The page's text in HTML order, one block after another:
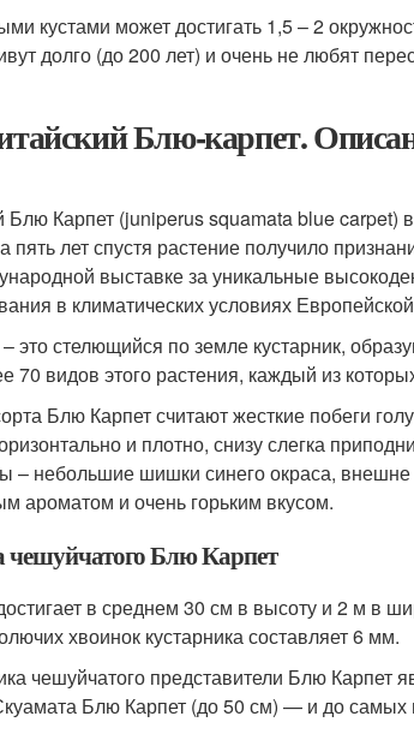
кустами может достигать 1,5 – 2
долго (до 200 лет) и очень не любят
Блю-карпет.
Карпет (juniperus squamata blue carpet)
пять лет спустя растение получило
выставке за уникальные
в климатических условиях
стелющийся по земле кустарник,
70 видов этого растения, каждый из
Блю Карпет считают жесткие побеги
и плотно, снизу слегка
– небольшие шишки синего окраса,
ароматом и очень горьким вкусом.
Блю Карпет
в среднем 30 см в высоту и 2 м в
хвоинок кустарника составляет 6 мм.
чешуйчатого представители Блю Карпет
Блю Карпет (до 50 см) — и до